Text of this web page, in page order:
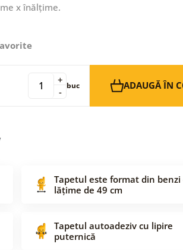
x înălțime.
-
+ buc ADAUGĂ ÎN
Tapetul este format din benzi
lățime de 49 cm
Tapetul autoadeziv cu lipire
puternică